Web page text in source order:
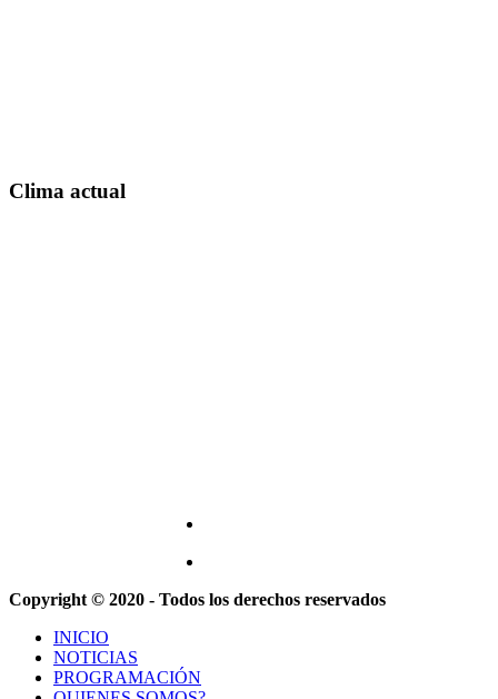
Clima actual
Copyright © 2020 - Todos los derechos reservados
INICIO
NOTICIAS
PROGRAMACIÓN